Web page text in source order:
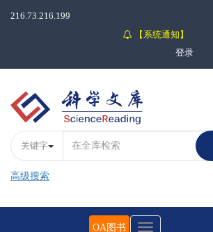
216.73.216.199
【系统通知】
登录
关键字
高级搜索
Toggle
OA图书